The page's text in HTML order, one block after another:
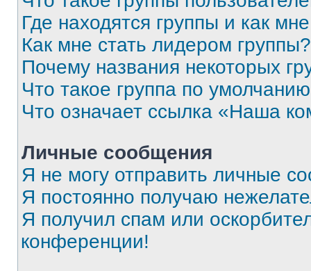
Где находятся группы и как
Как мне стать лидером группы?
Почему названия некоторых
Что такое группа по
Что означает ссылка «Наша
Личные сообщения
Я не могу отправить личные
Я постоянно получаю
Я получил спам или
конференции!